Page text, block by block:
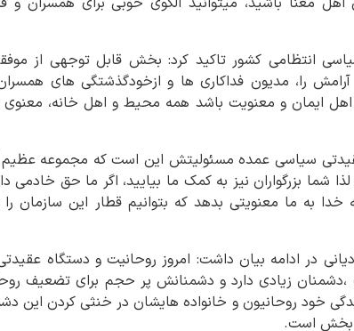
انتظامی کشور تاکید کرد: بخش قابل توجهی از
را، مدیون فداکاری ها و ازخودگذشتگی های همسران
اهل ایمان و معنویت باشد همه محیط و اهل خانه،
سیاسی عمده مسئولیتش این است که مجموعه عظیم
لذا شما بزرگواران نیز به کمک ما بیایید، اگر ما حق خادمی
خدا به ما معنویتی بدهد که بتوانیم قطار این سازمان
در ادامه بیان داشت: امروز روحانیت و دستگاه
زیادی دارد و دشمنانش پر حجم برای تضعیف
خود روحانیون و خانواده هایشان در خنثی کردن این
بخش است.